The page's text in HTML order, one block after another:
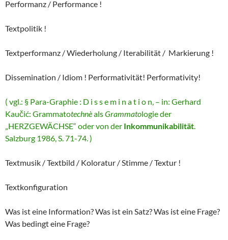
Performanz / Performance !
Textpolitik !
Textperformanz / Wiederholung / Iterabilität / Markierung !
Dissemination / Idiom ! Performativität! Performativity!
( vgl.: § Para-Graphie : D i s s e m i n a t i o n, – in: Gerhard
Kaučić: GrammatotechnèalsGrammatologie der
„HERZGEWÄCHSE“ oder von der Inkommunikabilität.
Salzburg 1986, S. 71-74. )
Textmusik / Textbild / Koloratur / Stimme / Textur !
Textkonfiguration
Was ist eine Information? Was ist ein Satz? Was ist eine Frage?
Was bedingt eine Frage?